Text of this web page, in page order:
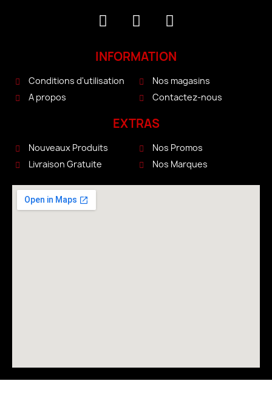
INFORMATION
Conditions d'utilisation
A propos
Nos magasins
Contactez-nous
EXTRAS
Nouveaux Produits
Livraison Gratuite
Nos Promos
Nos Marques